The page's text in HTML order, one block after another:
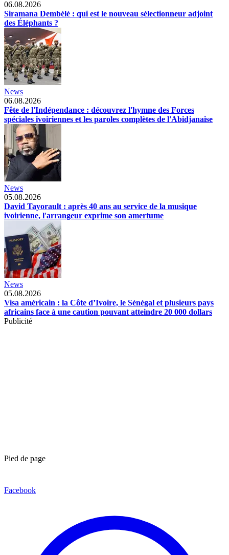
06.08.2026
Siramana Dembélé : qui est le nouveau sélectionneur adjoint
des Éléphants ?
News
06.08.2026
Fête de l'Indépendance : découvrez l'hymne des Forces
spéciales ivoiriennes et les paroles complètes de l'Abidjanaise
News
05.08.2026
David Tayorault : après 40 ans au service de la musique
ivoirienne, l'arrangeur exprime son amertume
News
05.08.2026
Visa américain : la Côte d’Ivoire, le Sénégal et plusieurs pays
africains face à une caution pouvant atteindre 20 000 dollars
Publicité
Pied de page
Facebook